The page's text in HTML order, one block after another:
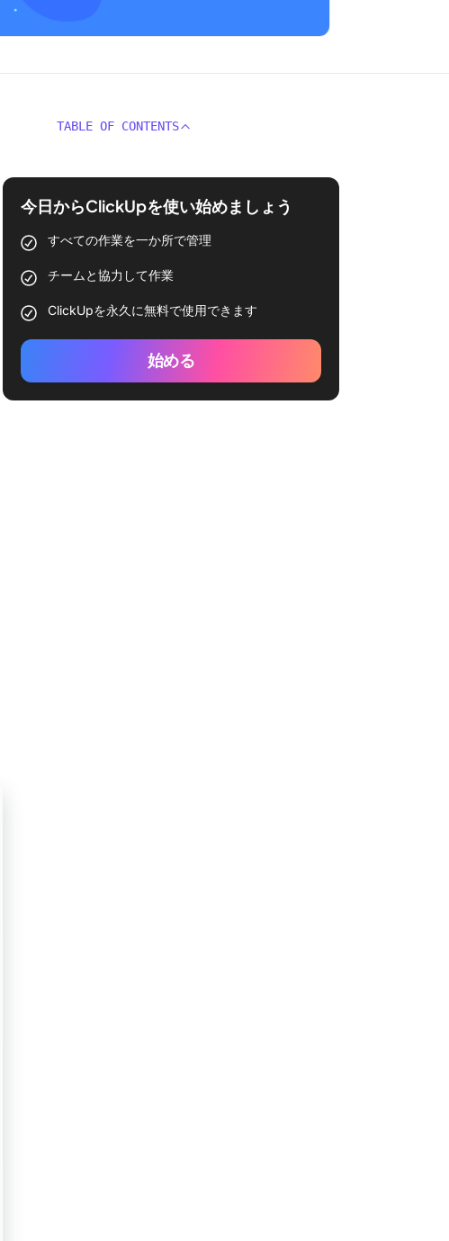
TABLE OF CONTENTS
今日からClickUpを使い始めましょう
すべての作業を一か所で管理
チームと協力して作業
ClickUpを永久に無料で使用できます
始める